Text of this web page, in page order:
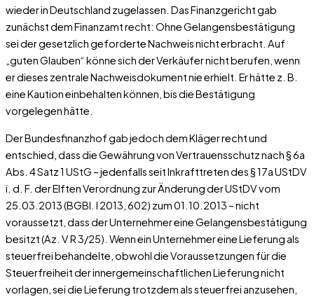
wieder in Deutschland zugelassen. Das Finanzgericht gab
zunächst dem Finanzamt recht: Ohne Gelangensbestätigung
sei der gesetzlich geforderte Nachweis nicht erbracht. Auf
„guten Glauben“ könne sich der Verkäufer nicht berufen, wenn
er dieses zentrale Nachweisdokument nie erhielt. Er hätte z. B.
eine Kaution einbehalten können, bis die Bestätigung
vorgelegen hätte.
Der Bundesfinanzhof gab jedoch dem Kläger recht und
entschied, dass die Gewährung von Vertrauensschutz nach § 6a
Abs. 4 Satz 1 UStG – jedenfalls seit Inkrafttreten des § 17a UStDV
i. d. F. der Elften Verordnung zur Änderung der UStDV vom
25.03.2013 (BGBl. I 2013, 602) zum 01.10.2013 – nicht
voraussetzt, dass der Unternehmer eine Gelangensbestätigung
besitzt (Az. V R 3/25). Wenn ein Unternehmer eine Lieferung als
steuerfrei behandelte, obwohl die Voraussetzungen für die
Steuerfreiheit der innergemeinschaftlichen Lieferung nicht
vorlagen, sei die Lieferung trotzdem als steuerfrei anzusehen,